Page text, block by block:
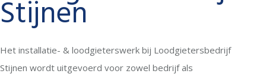
Stijnen
Het installatie- & loodgieterswerk bij Loodgietersbedrijf
Stijnen wordt uitgevoerd voor zowel bedrijf als